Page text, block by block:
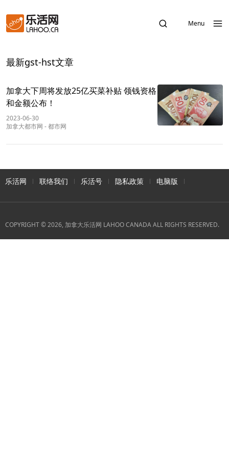
Menu
最新gst-hst文章
加拿大下周将发放25亿买菜补贴 领钱资格
和金额公布！
2023-06-30
加拿大都市网 -都市网
乐活网 联络我们 乐活号 隐私政策 电脑版
COPYRIGHT © 2026, 加拿大乐活网 LAHOO CANADA ALL RIGHTS RESERVED.